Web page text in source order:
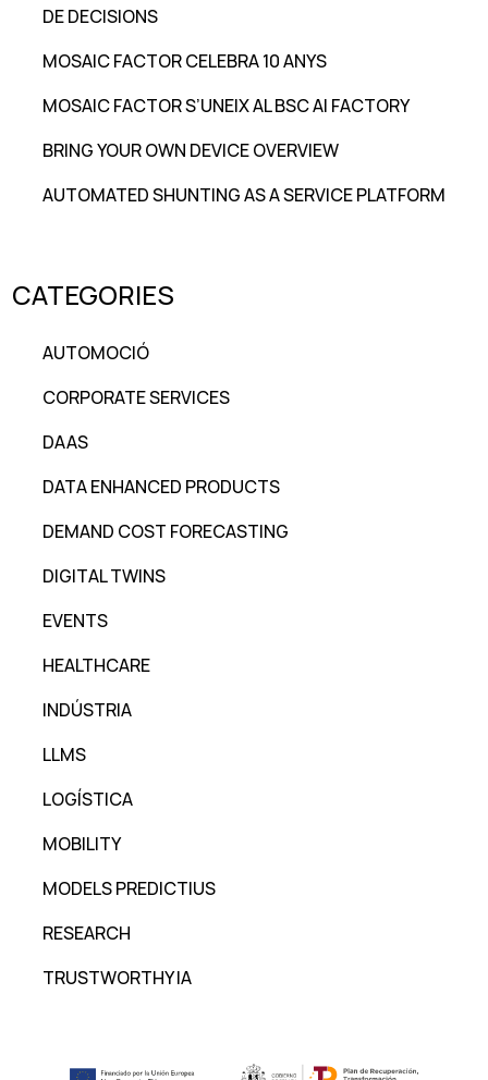
DE DECISIONS
MOSAIC FACTOR CELEBRA 10 ANYS
MOSAIC FACTOR S’UNEIX AL BSC AI FACTORY
BRING YOUR OWN DEVICE OVERVIEW
AUTOMATED SHUNTING AS A SERVICE PLATFORM
CATEGORIES
AUTOMOCIÓ
CORPORATE SERVICES
DAAS
DATA ENHANCED PRODUCTS
DEMAND COST FORECASTING
DIGITAL TWINS
EVENTS
HEALTHCARE
INDÚSTRIA
LLMS
LOGÍSTICA
MOBILITY
MODELS PREDICTIUS
RESEARCH
TRUSTWORTHY IA